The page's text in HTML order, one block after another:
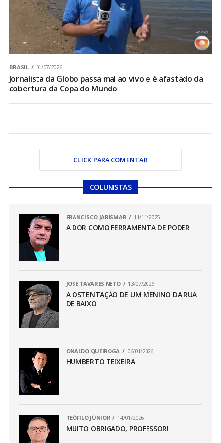
BRASIL 01/07/2026
Jornalista da Globo passa mal ao vivo e é afastado da
cobertura da Copa do Mundo
CLICK PARA COMENTAR
COLUNISTAS
FRANCISCO JARISMAR 11/11/2025
A DOR COMO FERRAMENTA DE PODER
JOSÉ TAVARES NETO 13/07/2026
A OSTENTAÇÃO DE UM MENINO DA RUA
DE BAIXO
ONALDO QUEIROGA 06/01/2026
HUMBERTO TEIXEIRA
TEÓFILO JÚNIOR 14/01/2026
MUITO OBRIGADO, PROFESSOR!